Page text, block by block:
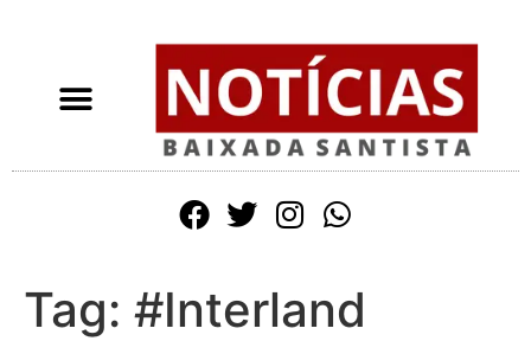
Tag: #Interland